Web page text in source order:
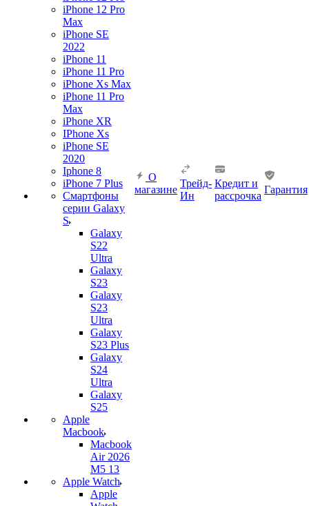
iPhone 12 Pro
Max
iPhone SE
2022
iPhone 11
iPhone 11 Pro
iPhone Xs Max
iPhone 11 Pro
Max
iPhone XR
IPhone Xs
iPhone SE
2020
Iphone 8
iPhone 7 Plus
Смартфоны
серии Galaxy
S
Galaxy
S22
Ultra
Galaxy
S23
Galaxy
S23
Ultra
Galaxy
S23 Plus
Galaxy
S24
Ultra
Galaxy
S25
Apple
Macbook
Macbook
Air 2026
M5 13
Apple Watch
Apple
О
магазине
Трейд-
Ин
Кредит и
рассрочка
Гарантия